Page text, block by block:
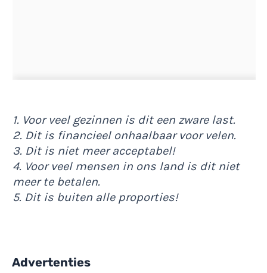
1. Voor veel gezinnen is dit een zware last.
2. Dit is financieel onhaalbaar voor velen.
3. Dit is niet meer acceptabel!
4. Voor veel mensen in ons land is dit niet
meer te betalen.
5. Dit is buiten alle proporties!
Advertenties